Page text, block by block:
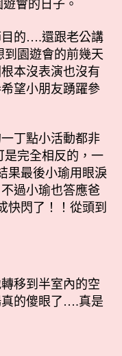
快
中
的….還跟老公講
園遊會的前幾天
本沒表演也沒有
望小朋友踴躍參
丁點小活動都非
完全相反的，一
果最後小瑜用眼淚
過小瑜也答應爸
快閃了！！從頭到
移到半室內的空
的傻眼了….真是